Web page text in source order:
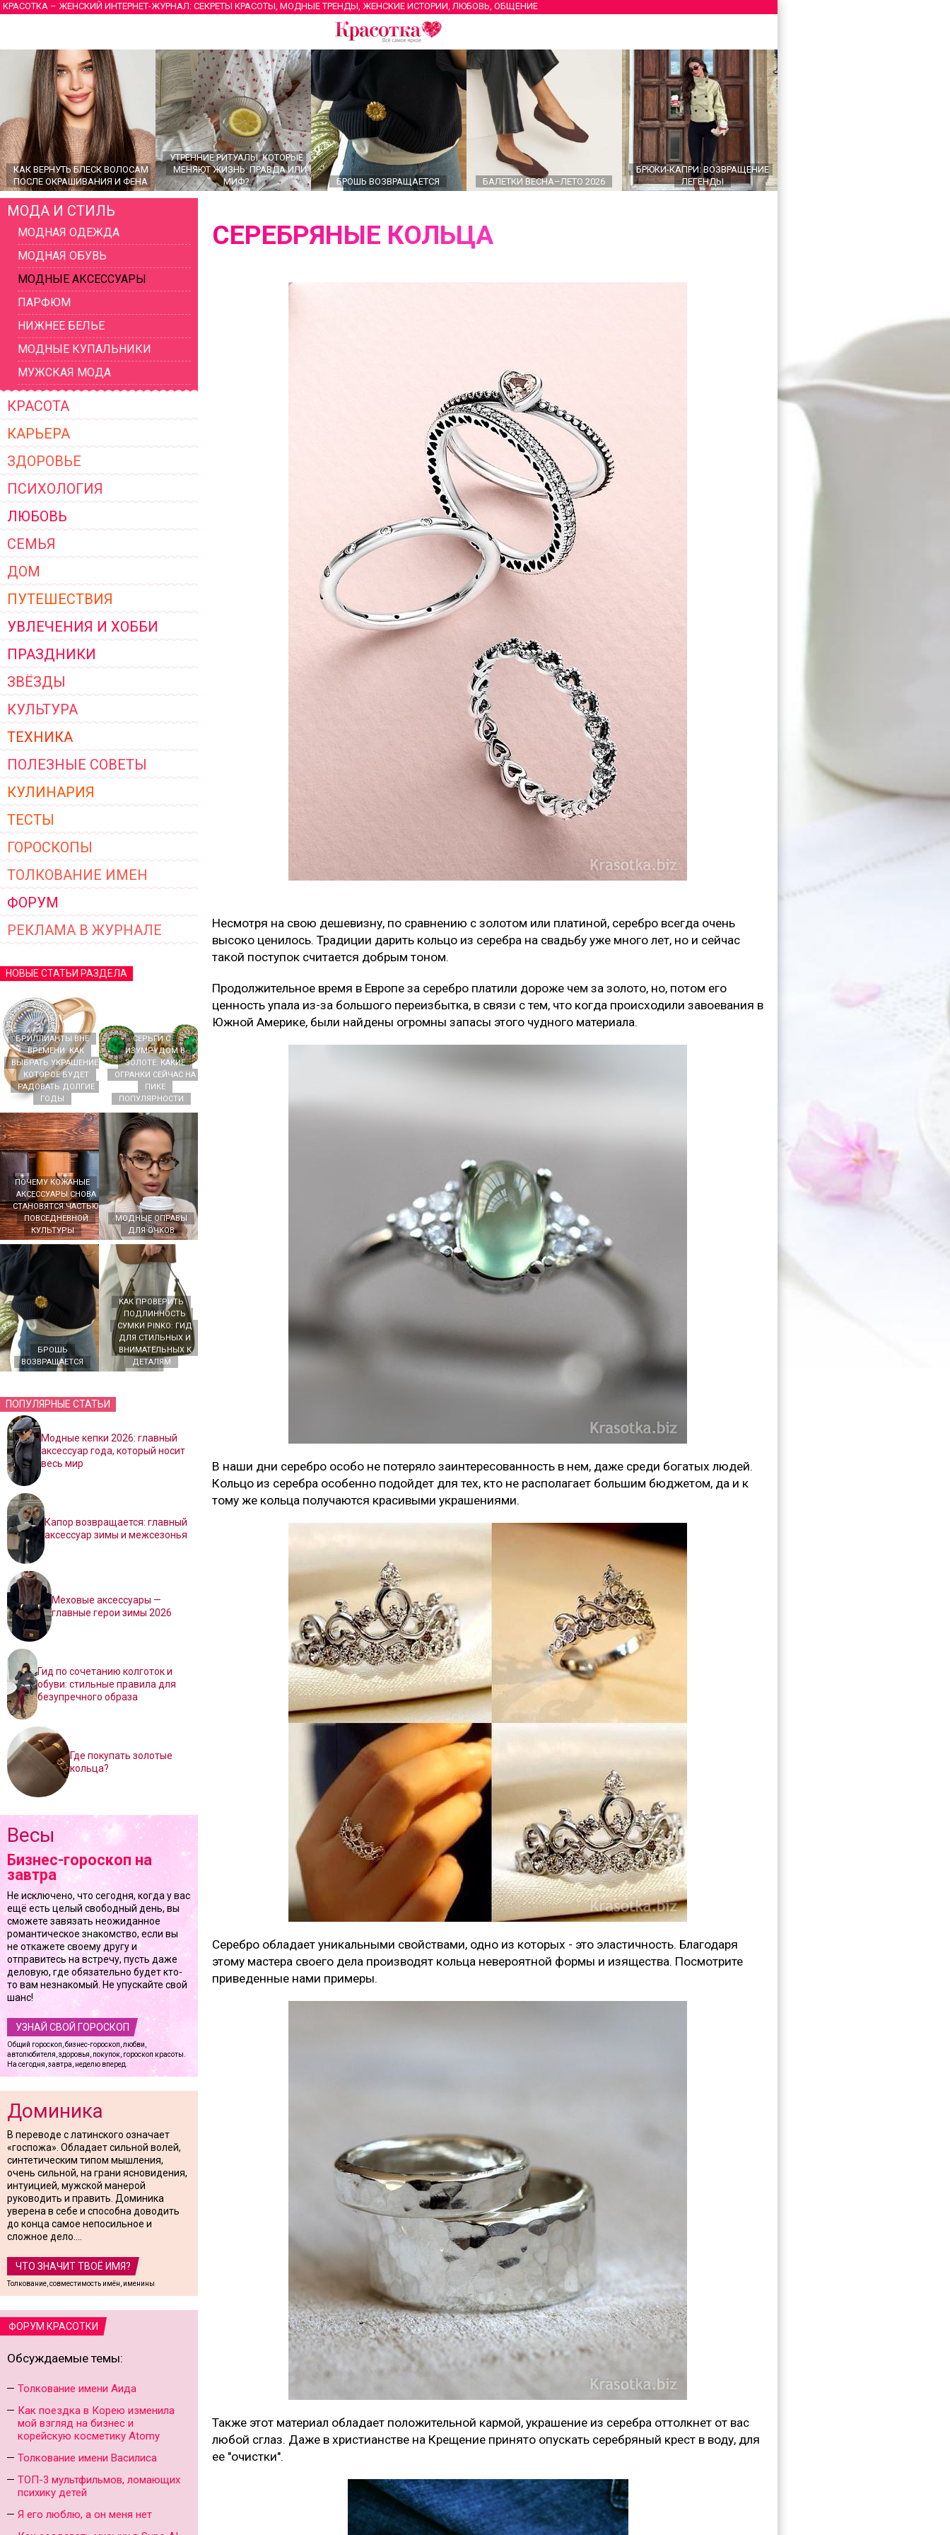
КРАСОТКА – ЖЕНСКИЙ ИНТЕРНЕТ-ЖУРНАЛ: СЕКРЕТЫ КРАСОТЫ, МОДНЫЕ ТРЕНДЫ, ЖЕНСКИЕ ИСТОРИИ, ЛЮБОВЬ, ОБЩЕНИЕ
КАК ВЕРНУТЬ БЛЕСК ВОЛОСАМ
ПОСЛЕ ОКРАШИВАНИЯ И ФЕНА
УТРЕННИЕ РИТУАЛЫ, КОТОРЫЕ
МЕНЯЮТ ЖИЗНЬ: ПРАВДА ИЛИ
МИФ?
БРОШЬ ВОЗВРАЩАЕТСЯ БАЛЕТКИ ВЕСНА–ЛЕТО 2026
БРЮКИ-КАПРИ: ВОЗВРАЩЕНИЕ
ЛЕГЕНДЫ
ГЛАВНЫЕ ТРЕНДЫ ВЕРХНЕЙ
ЖЕНСКОЙ ОДЕЖДЫ 2026
МОДА И СТИЛЬ
МОДНАЯ ОДЕЖДА
МОДНАЯ ОБУВЬ
МОДНЫЕ АКСЕССУАРЫ
ПАРФЮМ
НИЖНЕЕ БЕЛЬЕ
МОДНЫЕ КУПАЛЬНИКИ
МУЖСКАЯ МОДА
КРАСОТА
КАРЬЕРА
ЗДОРОВЬЕ
ПСИХОЛОГИЯ
ЛЮБОВЬ
СЕМЬЯ
ДОМ
ПУТЕШЕСТВИЯ
УВЛЕЧЕНИЯ И ХОББИ
ПРАЗДНИКИ
ЗВЁЗДЫ
КУЛЬТУРА
ТЕХНИКА
ПОЛЕЗНЫЕ СОВЕТЫ
КУЛИНАРИЯ
ТЕСТЫ
ГОРОСКОПЫ
ТОЛКОВАНИЕ ИМЕН
ФОРУМ
РЕКЛАМА В ЖУРНАЛЕ
НОВЫЕ СТАТЬИ РАЗДЕЛА
БРИЛЛИАНТЫ ВНЕ
ВРЕМЕНИ: КАК
ВЫБРАТЬ УКРАШЕНИЕ,
КОТОРОЕ БУДЕТ
РАДОВАТЬ ДОЛГИЕ
ГОДЫ
СЕРЬГИ С
ИЗУМРУДОМ В
ЗОЛОТЕ: КАКИЕ
ОГРАНКИ СЕЙЧАС НА
ПИКЕ
ПОПУЛЯРНОСТИ
ПОЧЕМУ КОЖАНЫЕ
АКСЕССУАРЫ СНОВА
СТАНОВЯТСЯ ЧАСТЬЮ
ПОВСЕДНЕВНОЙ
КУЛЬТУРЫ
МОДНЫЕ ОПРАВЫ
ДЛЯ ОЧКОВ
БРОШЬ
ВОЗВРАЩАЕТСЯ
КАК ПРОВЕРИТЬ
ПОДЛИННОСТЬ
СУМКИ PINKO: ГИД
ДЛЯ СТИЛЬНЫХ И
ВНИМАТЕЛЬНЫХ К
ДЕТАЛЯМ
ПОПУЛЯРНЫЕ СТАТЬИ
Модные кепки 2026: главный
аксессуар года, который носит
весь мир
Капор возвращается: главный
аксессуар зимы и межсезонья
Меховые аксессуары —
главные герои зимы 2026
Гид по сочетанию колготок и
обуви: стильные правила для
безупречного образа
Где покупать золотые
кольца?
Весы
Бизнес-гороскоп на
завтра
Не исключено, что сегодня, когда у вас
ещё есть целый свободный день, вы
сможете завязать неожиданное
романтическое знакомство, если вы
не откажете своему другу и
отправитесь на встречу, пусть даже
деловую, где обязательно будет кто-
то вам незнакомый. Не упускайте свой
шанс!
УЗНАЙ СВОЙ ГОРОСКОП
Общий гороскоп, бизнес-гороскоп, любви,
автолюбителя, здоровья, покупок, гороскоп красоты.
На сегодня, завтра, неделю вперед.
Доминика
В переводе с латинского означает
«госпожа». Обладает сильной волей,
синтетическим типом мышления,
очень сильной, на грани ясновидения,
интуицией, мужской манерой
руководить и править. Доминика
уверена в себе и способна доводить
до конца самое непосильное и
сложное дело....
ЧТО ЗНАЧИТ ТВОЁ ИМЯ?
Толкование, совместимость имён, именины
ФОРУМ КРАСОТКИ
Обсуждаемые темы:
Толкование имени Аида
Как поездка в Корею изменила
мой взгляд на бизнес и
корейскую косметику Atomy
Толкование имени Василиса
ТОП-3 мультфильмов, ломающих
психику детей
Я его люблю, а он меня нет
СЕРЕБРЯНЫЕ КОЛЬЦА
Несмотря на свою дешевизну, по сравнению с золотом или платиной, серебро всегда очень
высоко ценилось. Традиции дарить кольцо из серебра на свадьбу уже много лет, но и сейчас
такой поступок считается добрым тоном.
Продолжительное время в Европе за серебро платили дороже чем за золото, но, потом его
ценность упала из-за большого переизбытка, в связи с тем, что когда происходили завоевания в
Южной Америке, были найдены огромны запасы этого чудного материала.
В наши дни серебро особо не потеряло заинтересованность в нем, даже среди богатых людей.
Кольцо из серебра особенно подойдет для тех, кто не располагает большим бюджетом, да и к
тому же кольца получаются красивыми украшениями.
Серебро обладает уникальными свойствами, одно из которых - это эластичность. Благодаря
этому мастера своего дела производят кольца невероятной формы и изящества. Посмотрите
приведенные нами примеры.
Также этот материал обладает положительной кармой, украшение из серебра оттолкнет от вас
любой сглаз. Даже в христианстве на Крещение принято опускать серебряный крест в воду, для
ее "очистки".